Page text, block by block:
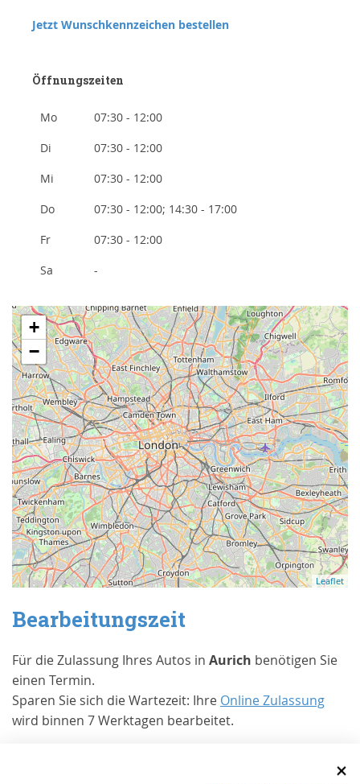
Jetzt Wunschkennzeichen bestellen
Öffnungszeiten
Mo
07:30 - 12:00
Di
07:30 - 12:00
Mi
07:30 - 12:00
Do
07:30 - 12:00; 14:30 - 17:00
Fr
07:30 - 12:00
Sa
-
+
−
Leaflet
Bearbeitungszeit
Für die Zulassung Ihres Autos in Aurich benötigen Sie
einen Termin.
Sparen Sie sich die Wartezeit: Ihre Online Zulassung
wird binnen 7 Werktagen bearbeitet.